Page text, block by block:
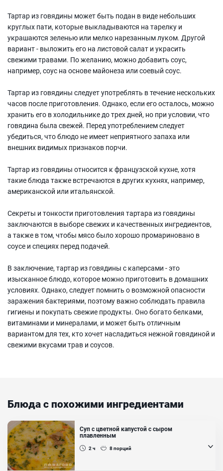
Тартар из говядины может быть подан в виде небольших
круглых пати, которые выкладываются на тарелку и
украшаются зеленью или мелко нарезанным луком. Другой
вариант - выложить его на листовой салат и украсить
свежими травами. По желанию, можно добавить соус,
например, соус на основе майонеза или соевый соус.
Тартар из говядины следует употреблять в течение нескольких
часов после приготовления. Однако, если его осталось, можно
хранить его в холодильнике до трех дней, но при условии, что
говядина была свежей. Перед употреблением следует
убедиться, что блюдо не имеет неприятного запаха или
внешних видимых признаков порчи.
Тартар из говядины относится к французской кухне, хотя
такие блюда также встречаются в других кухнях, например,
американской или итальянской.
Секреты и тонкости приготовления тартара из говядины
заключаются в выборе свежих и качественных ингредиентов,
а также в том, чтобы мясо было хорошо промариновано в
соусе и специях перед подачей.
В заключение, тартар из говядины с каперсами - это
изысканное блюдо, которое можно приготовить в домашних
условиях. Однако, следует помнить о возможной опасности
заражения бактериями, поэтому важно соблюдать правила
гигиены и покупать свежие продукты. Оно богато белками,
витаминами и минералами, и может быть отличным
вариантом для тех, кто хочет насладиться нежной говядиной и
свежими вкусами трав и соусов.
Блюда с похожими ингредиентами
Суп с цветной капустой с сыром
плавленным
2 ч 8порций